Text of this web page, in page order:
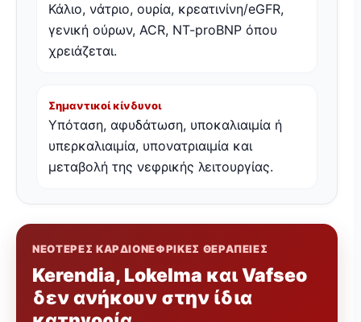
Κάλιο, νάτριο, ουρία, κρεατινίνη/eGFR,
γενική ούρων, ACR, NT-proBNP όπου
χρειάζεται.
Σημαντικοί κίνδυνοι
Υπόταση, αφυδάτωση, υποκαλιαιμία ή
υπερκαλιαιμία, υπονατριαιμία και
μεταβολή της νεφρικής λειτουργίας.
ΝΕΟΤΕΡΕΣ ΚΑΡΔΙΟΝΕΦΡΙΚΕΣ ΘΕΡΑΠΕΙΕΣ
Kerendia, Lokelma και Vafseo
δεν ανήκουν στην ίδια